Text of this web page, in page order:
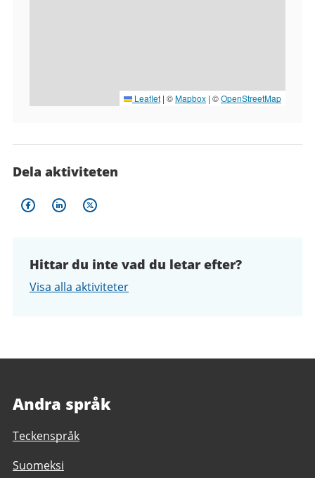
Leaflet | ©Mapbox | ©OpenStreetMap
Dela aktiviteten
Hittar du inte vad du letar efter?
Visa alla aktiviteter
Andra språk
Teckenspråk
Suomeksi